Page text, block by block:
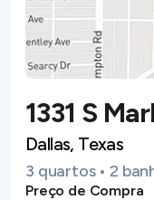
1331 S
Dallas, Texas
3 quartos • 2
Preço de Compra